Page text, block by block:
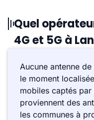
Quel
4G et 5G à
Aucune antenne
le moment
mobiles captés
proviennent des
les communes à